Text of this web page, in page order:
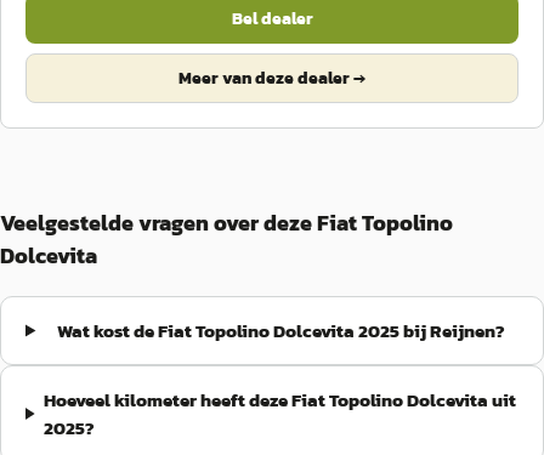
Bel dealer
Meer van deze dealer →
Veelgestelde vragen over deze Fiat Topolino
Dolcevita
Wat kost de Fiat Topolino Dolcevita 2025 bij Reijnen?
Hoeveel kilometer heeft deze Fiat Topolino Dolcevita uit
2025?